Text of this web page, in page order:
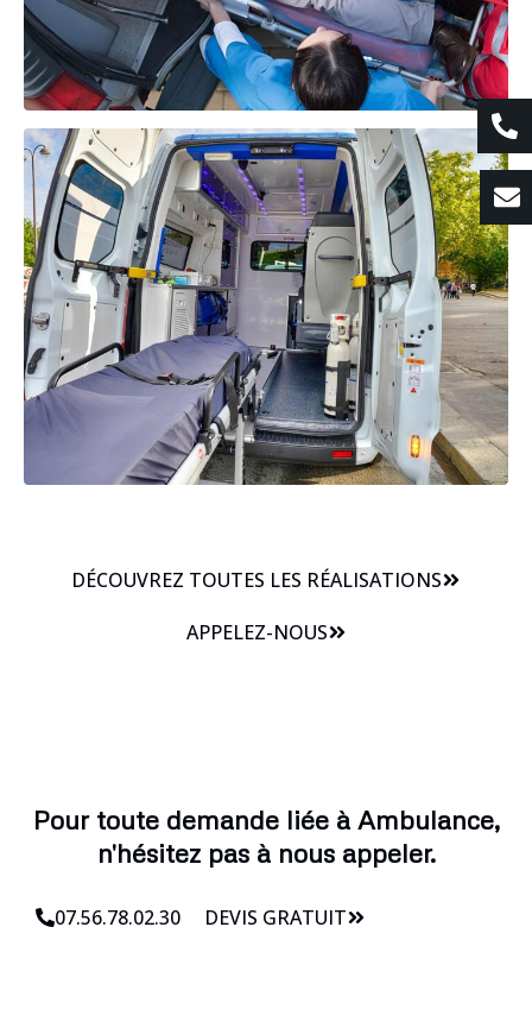
DÉCOUVREZ TOUTES LES RÉALISATIONS
APPELEZ-NOUS
Pour toute demande liée à Ambulance,
n'hésitez pas à nous appeler.
07.56.78.02.30 DEVIS GRATUIT